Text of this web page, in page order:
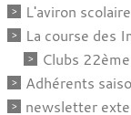
L'aviron scolaire
La course des
Clubs
Adhérents
newsletter